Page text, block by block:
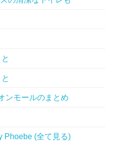
ンモールのまとめ
Phoebe (全て見る)